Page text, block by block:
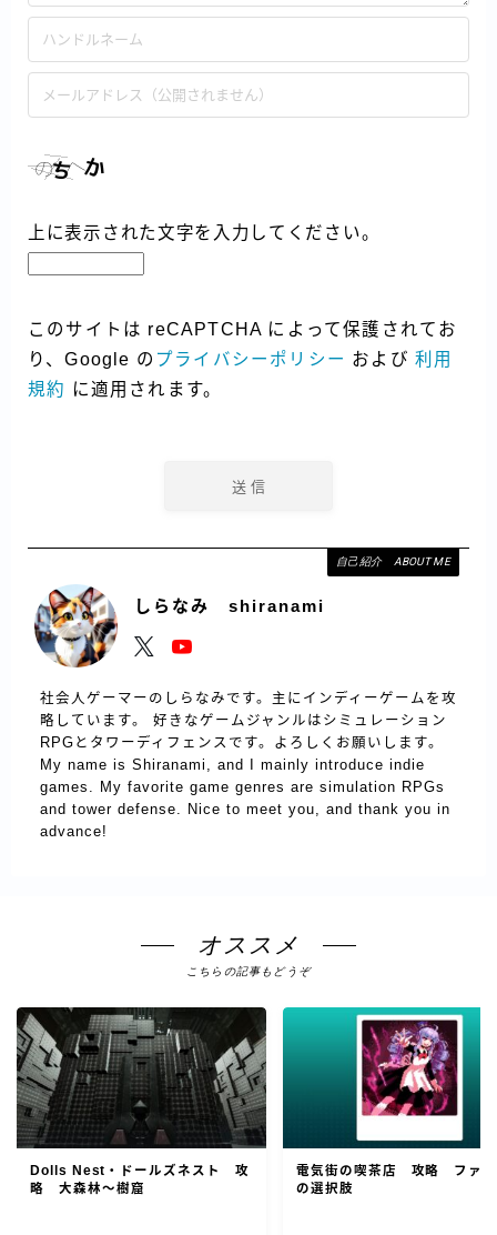
上に表示された文字を入力してください。
このサイトは reCAPTCHA によって保護されてお
り、Google の プライバシーポリシー および利用
規約 に適用されます。
自己紹介 ABOUT ME
しらなみ shiranami
社会人ゲーマーのしらなみです。主にインディーゲームを攻
略しています。 好きなゲームジャンルはシミュレーション
RPGとタワーディフェンスです。よろしくお願いします。
My name is Shiranami, and I mainly introduce indie
games. My favorite game genres are simulation RPGs
and tower defense. Nice to meet you, and thank you in
advance!
オススメ
こちらの記事もどうぞ
Dolls Nest・ドールズネスト 攻
略 大森林～樹窟
電気街の喫茶店 攻略 ファ
の選択肢